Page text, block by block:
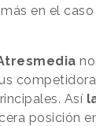
en el
Así
posición